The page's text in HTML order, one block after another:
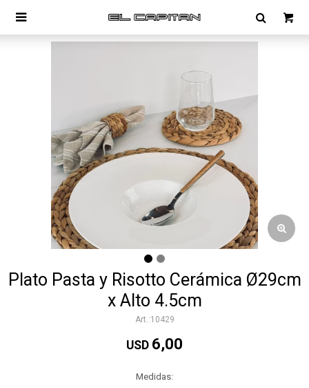

Plato Pasta y Risotto Cerámica Ø29cm
x Alto 4.5cm
10429
USD 6,00
Medidas: